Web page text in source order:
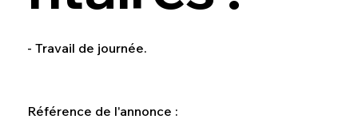
- Travail de journée.
Référence de l'annonce :